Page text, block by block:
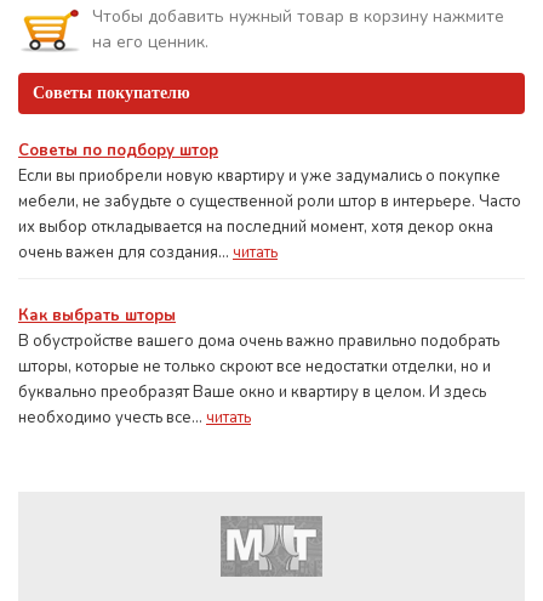
Чтобы добавить нужный товар в корзину нажмите
на его ценник.
Советы покупателю
Советы по подбору штор
Если вы приобрели новую квартиру и уже задумались о покупке
мебели, не забудьте о существенной роли штор в интерьере. Часто
их выбор откладывается на последний момент, хотя декор окна
очень важен для создания... читать
Как выбрать шторы
В обустройстве вашего дома очень важно правильно подобрать
шторы, которые не только скроют все недостатки отделки, но и
буквально преобразят Ваше окно и квартиру в целом. И здесь
необходимо учесть все... читать